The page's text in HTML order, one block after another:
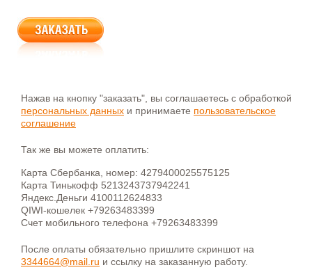
Нажав на кнопку "заказать", вы соглашаетесь с обработкой
персональных данных и принимаете пользовательское
соглашение
Так же вы можете оплатить:
Карта Сбербанка, номер: 4279400025575125
Карта Тинькофф 5213243737942241
Яндекс.Деньги 4100112624833
QIWI-кошелек +79263483399
Счет мобильного телефона +79263483399
После оплаты обязательно пришлите скриншот на
3344664@mail.ru и ссылку на заказанную работу.